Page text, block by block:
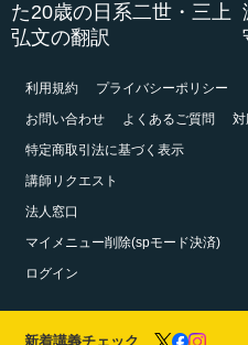
た20歳の日系二世・三上
弘文の翻訳
利用規約
プライバシーポリシー
お問い合わせ
よくあるご質問
特定商取引法に基づく表示
講師リクエスト
法人窓口
マイメニュー削除(spモード決済)
ログイン
新着講義チェック